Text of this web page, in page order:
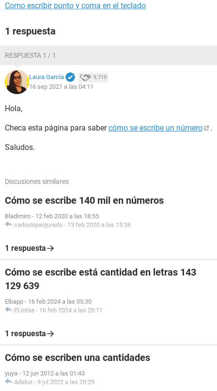
Como escribir punto y coma en el teclado
1 respuesta
RESPUESTA 1 / 1
Laura García 9.719
16 sep 2021 a las 04:11
Hola,
Checa esta página para sabercómo se escribe un número .
Saludos.
Discusiones similares
Cómo se escribe 140 mil en números
Bladimiro - 12 feb 2020 a las 18:55
carloslopezjurado - 13 feb 2020 a las 15:36
1 respuesta
Cómo se escribe está cantidad en letras 143
129 639
Elbapp - 16 feb 2024 a las 05:30
ElJotaa - 16 feb 2024 a las 20:11
1 respuesta
Cómo se escriben una cantidades
yuya - 12 jun 2012 a las 01:43
Adaluz - 9 jul 2022 a las 20:29